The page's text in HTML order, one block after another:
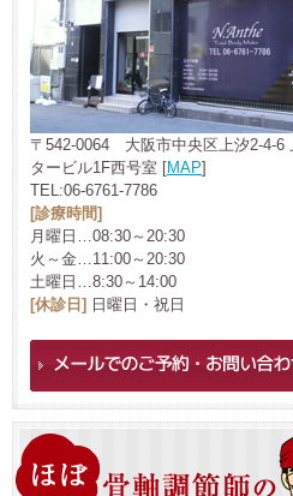
〒542-0064 大阪市中央区上汐2-4-6
タービル1F西号室 [MAP]
TEL:06-6761-7786
[診療時間]
月曜日…08:30～20:30
火～金…11:00～20:30
土曜日…8:30～14:00
[休診日] 日曜日・祝日